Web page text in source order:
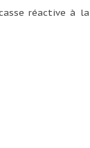
réactive